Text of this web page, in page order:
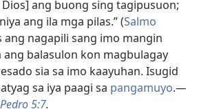
Dios] ang buong sing tagipusuon;
ang ila mga pilas.” (Salmo
ang nagapili sang imo mangin
balasulon kon magbulagay
sia sa imo kaayuhan. Isugid
sa iya paagi sa pangamuyo.—
5:7.